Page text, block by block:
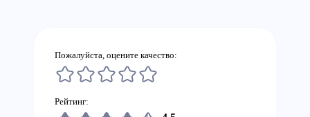
Пожалуйста, оцените качество:
Рейтинг: